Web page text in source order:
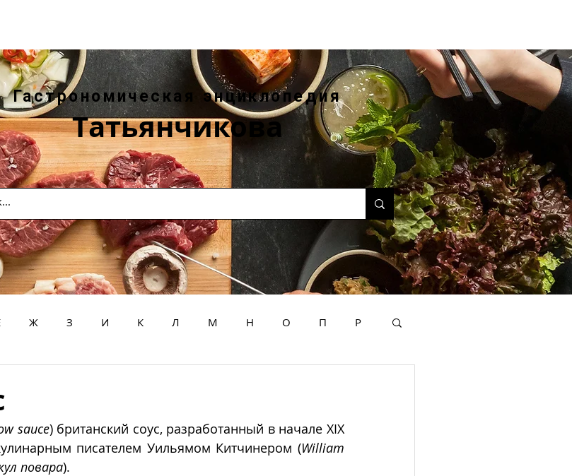
Гастрономическая энциклопедия
Татьянчикова
Ж З И К Л М Н О П Р
sauce) британский соус, разработанный в начале XIX
писателем Уильямом Китчинером (William
повара).